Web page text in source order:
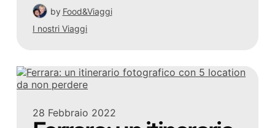
by Food&Viaggi
I nostri Viaggi
28 Febbraio 2022